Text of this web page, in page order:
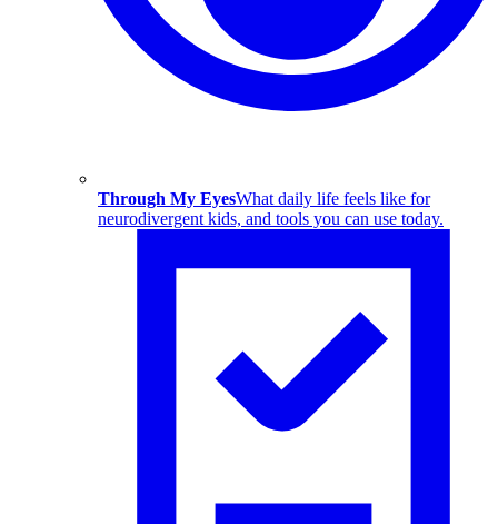
Through My EyesWhat daily life feels like for
neurodivergent kids, and tools you can use today.